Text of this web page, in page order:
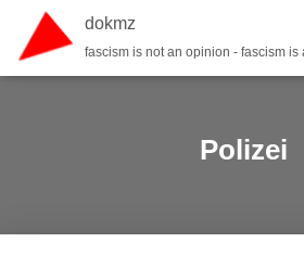
dokmz
fascism is not an opinion - fascism is
Polizei